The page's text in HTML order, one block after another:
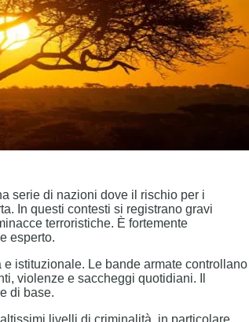
serie di nazioni dove il rischio per i
In questi contesti si registrano gravi
terroristiche. È fortemente
esperto.
istituzionale. Le bande armate controllano
violenze e saccheggi quotidiani. Il
di base.
livelli di criminalità, in particolare